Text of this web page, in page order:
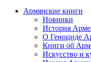
Армянские книги
Новинки
История
О Геноциде
Книги об
Иcкусство и